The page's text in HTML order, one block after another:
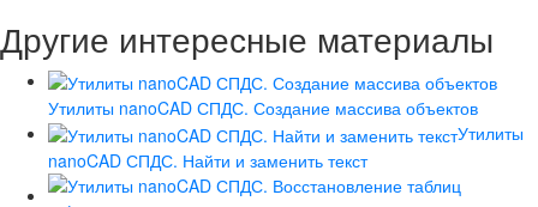
Другие интересные материалы
Утилиты nanoCAD СПДС. Создание массива объектов
Утилиты
nanoCAD СПДС. Найти и заменить текст